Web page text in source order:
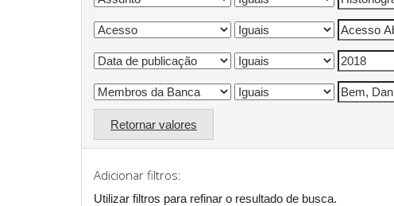
Retornar valores
Adicionar filtros:
Utilizar filtros para refinar o resultado de busca.